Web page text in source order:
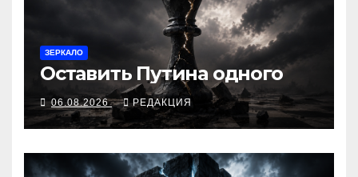
ЗЕРКАЛО
Оставить Путина одного
06.08.2026 РЕДАКЦИЯ